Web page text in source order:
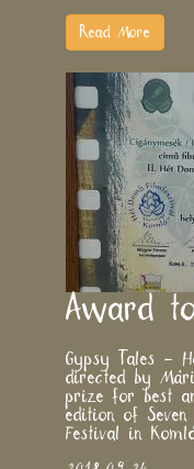
Read More
Award
Gypsy Tales –
directed by
prize for best
edition of
Festival
in